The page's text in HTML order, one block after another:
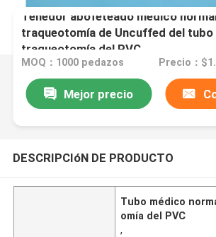
Tenedor abofeteado médico
traqueotomía de Uncuffed del tubo
traqueotomía del PVC
MOQ：1000 pedazos
Mejor precio
DESCRIPCIóN DE PRODUCTO
Tubo médico
omía del PVC
,